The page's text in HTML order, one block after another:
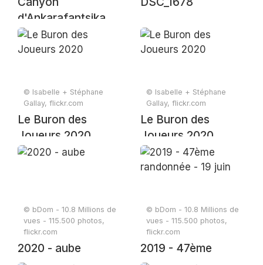
d'Ankarafantsika
© Isabelle + Stéphane
Gallay, flickr.com
Le Buron des
Joueurs 2020
© Isabelle + Stéphane
Gallay, flickr.com
Le Buron des
Joueurs 2020
© bDom - 10.8 Millions de
vues - 115.500 photos,
flickr.com
2020 - aube
© bDom - 10.8 Millions de
vues - 115.500 photos,
flickr.com
2019 - 47ème